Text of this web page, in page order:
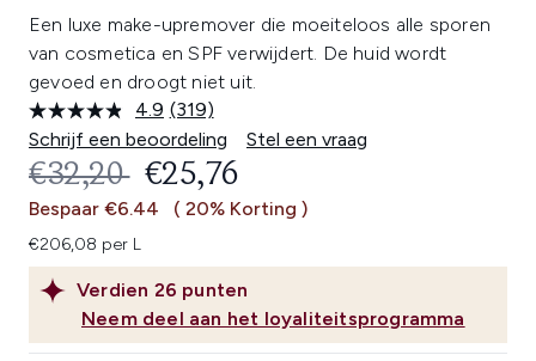
Een luxe make-upremover die moeiteloos alle sporen
van cosmetica en SPF verwijdert. De huid wordt
gevoed en droogt niet uit.
4.9 Lees
319
beoordelingen.
Dezelfde
paginalink.
(319)
Schrijf een beoordeling
Stel een vraag
Verdien 26 punten
Neem deel aan het loyaliteitsprogramma
RECOMMENDED RETAIL PRICE:
€32,20 HUIDIGE PRIJS:
€25,76
Bespaar €6.44 ( 20% Korting )
€206,08 per L